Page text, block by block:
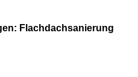
Flachdachsanierung